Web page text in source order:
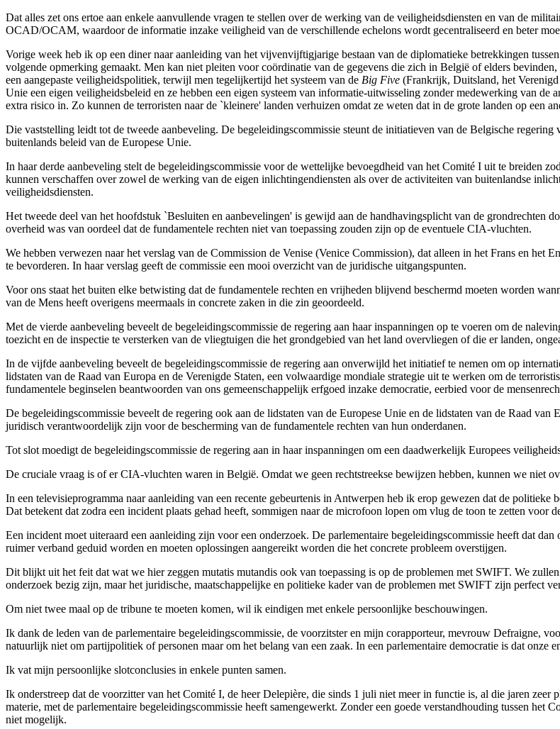
Dat alles zet ons ertoe aan enkele aanvullende vragen te stellen over de werking van de veiligheidsdiensten en van de
OCAD/OCAM, waardoor de informatie inzake veiligheid van de verschillende echelons wordt gecentraliseerd en beter
Vorige week heb ik op een diner naar aanleiding van het vijvenvijftigjarige bestaan van de diplomatieke betrekkingen
volgende opmerking gemaakt. Men kan niet pleiten voor coördinatie van de gegevens die zich in België of elders
een aangepaste veiligheidspolitiek, terwijl men tegelijkertijd het systeem van de Big Five (Frankrijk, Duitsland, het
Unie een eigen veiligheidsbeleid en ze hebben een eigen systeem van informatie-uitwisseling zonder medewerking van
extra risico in. Zo kunnen de terroristen naar de `kleinere' landen verhuizen omdat ze weten dat in de grote landen op een
Die vaststelling leidt tot de tweede aanbeveling. De begeleidingscommissie steunt de initiatieven van de Belgische
buitenlands beleid van de Europese Unie.
In haar derde aanbeveling stelt de begeleidingscommissie voor de wettelijke bevoegdheid van het Comité I uit te breiden
kunnen verschaffen over zowel de werking van de eigen inlichtingendiensten als over de activiteiten van buitenlandse
veiligheidsdiensten.
Het tweede deel van het hoofdstuk `Besluiten en aanbevelingen' is gewijd aan de handhavingsplicht van de grondrechten
overheid was van oordeel dat de fundamentele rechten niet van toepassing zouden zijn op de eventuele CIA-vluchten.
We hebben verwezen naar het verslag van de Commission de Venise (Venice Commission), dat alleen in het Frans en het
te bevorderen. In haar verslag geeft de commissie een mooi overzicht van de juridische uitgangspunten.
Voor ons staat het buiten elke betwisting dat de fundamentele rechten en vrijheden blijvend beschermd moeten worden
van de Mens heeft overigens meermaals in concrete zaken in die zin geoordeeld.
Met de vierde aanbeveling beveelt de begeleidingscommissie de regering aan haar inspanningen op te voeren om de
toezicht en de inspectie te versterken van de vliegtuigen die het grondgebied van het land overvliegen of die er landen,
In de vijfde aanbeveling beveelt de begeleidingscommissie de regering aan onverwijld het initiatief te nemen om op
lidstaten van de Raad van Europa en de Verenigde Staten, een volwaardige mondiale strategie uit te werken om de
fundamentele beginselen beantwoorden van ons gemeenschappelijk erfgoed inzake democratie, eerbied voor de
De begeleidingscommissie beveelt de regering ook aan de lidstaten van de Europese Unie en de lidstaten van de Raad
juridisch verantwoordelijk zijn voor de bescherming van de fundamentele rechten van hun onderdanen.
Tot slot moedigt de begeleidingscommissie de regering aan in haar inspanningen om een daadwerkelijk Europees
De cruciale vraag is of er CIA-vluchten waren in België. Omdat we geen rechtstreekse bewijzen hebben, kunnen we niet
In een televisieprogramma naar aanleiding van een recente gebeurtenis in Antwerpen heb ik erop gewezen dat de
Dat betekent dat zodra een incident plaats gehad heeft, sommigen naar de microfoon lopen om vlug de toon te zetten voor
Een incident moet uiteraard een aanleiding zijn voor een onderzoek. De parlementaire begeleidingscommissie heeft dat
ruimer verband geduid worden en moeten oplossingen aangereikt worden die het concrete probleem overstijgen.
Dit blijkt uit het feit dat wat we hier zeggen mutatis mutandis ook van toepassing is op de problemen met SWIFT. We
onderzoek bezig zijn, maar het juridische, maatschappelijke en politieke kader van de problemen met SWIFT zijn perfect
Om niet twee maal op de tribune te moeten komen, wil ik eindigen met enkele persoonlijke beschouwingen.
Ik dank de leden van de parlementaire begeleidingscommissie, de voorzitster en mijn corapporteur, mevrouw Defraigne,
natuurlijk niet om partijpolitiek of personen maar om het belang van een zaak. In een parlementaire democratie is dat onze
Ik vat mijn persoonlijke slotconclusies in enkele punten samen.
Ik onderstreep dat de voorzitter van het Comité I, de heer Delepière, die sinds 1 juli niet meer in functie is, al die jaren
materie, met de parlementaire begeleidingscommissie heeft samengewerkt. Zonder een goede verstandhouding tussen
niet mogelijk.